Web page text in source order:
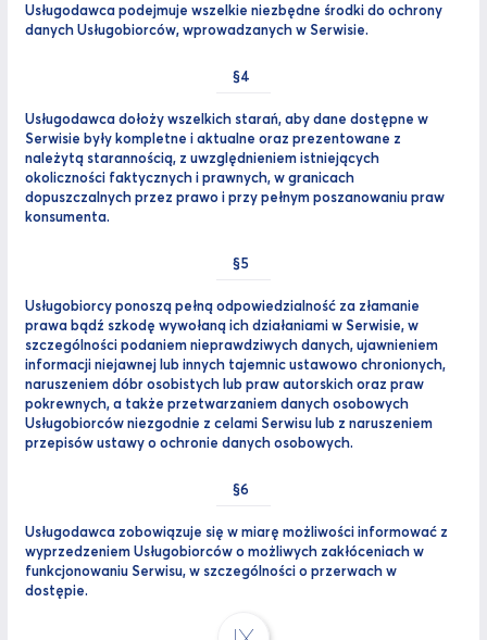
Usługodawca podejmuje wszelkie niezbędne środki do ochrony
danych Usługobiorców, wprowadzanych w Serwisie.
Usługodawca dołoży wszelkich starań, aby dane dostępne w
Serwisie były kompletne i aktualne oraz prezentowane z
należytą starannością, z uwzględnieniem istniejących
okoliczności faktycznych i prawnych, w granicach
dopuszczalnych przez prawo i przy pełnym poszanowaniu praw
konsumenta.
Usługobiorcy ponoszą pełną odpowiedzialność za złamanie
prawa bądź szkodę wywołaną ich działaniami w Serwisie, w
szczególności podaniem nieprawdziwych danych, ujawnieniem
informacji niejawnej lub innych tajemnic ustawowo chronionych,
naruszeniem dóbr osobistych lub praw autorskich oraz praw
pokrewnych, a także przetwarzaniem danych osobowych
Usługobiorców niezgodnie z celami Serwisu lub z naruszeniem
przepisów ustawy o ochronie danych osobowych.
Usługodawca zobowiązuje się w miarę możliwości informować z
wyprzedzeniem Usługobiorców o możliwych zakłóceniach w
funkcjonowaniu Serwisu, w szczególności o przerwach w
dostępie.